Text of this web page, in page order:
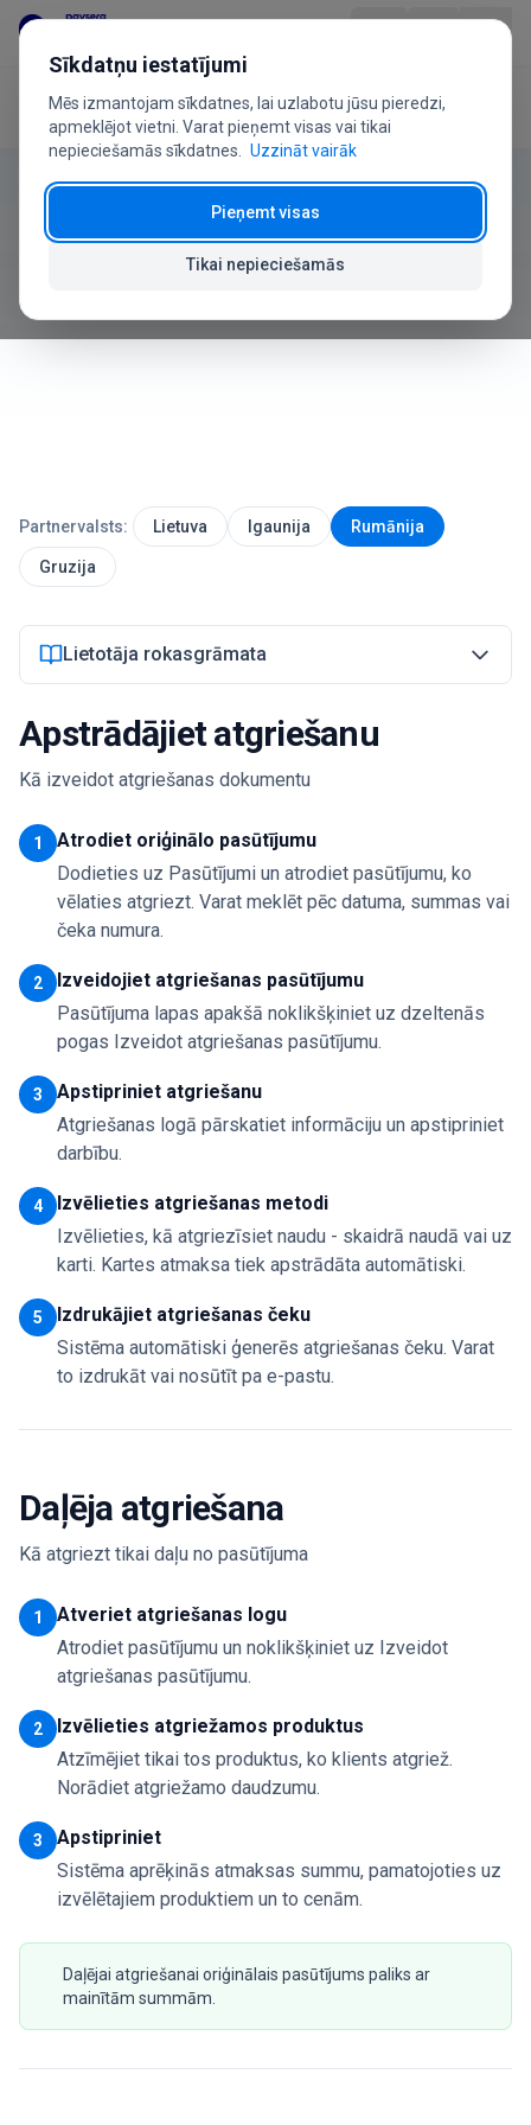
Pāriet uz saturu
Produkts
Nozarēm
Cenas
BUJ
+370 5 207 1558 Ir jautājumi?
Sākt
Sākums Lietotāja rokasgrāmata Atgriešana
Atgriešana
Partnervalsts: Lietuva Igaunija Rumānija
Gruzija
Lietotāja rokasgrāmata
Apstrādājiet atgriešanu
Kā izveidot atgriešanas dokumentu
1
Atrodiet oriģinālo pasūtījumu
Dodieties uz Pasūtījumi un atrodiet pasūtījumu, ko
vēlaties atgriezt. Varat meklēt pēc datuma, summas vai
čeka numura.
2
Izveidojiet atgriešanas pasūtījumu
Pasūtījuma lapas apakšā noklikšķiniet uz dzeltenās
pogas Izveidot atgriešanas pasūtījumu.
3
Apstipriniet atgriešanu
Atgriešanas logā pārskatiet informāciju un apstipriniet
darbību.
4
Izvēlieties atgriešanas metodi
Izvēlieties, kā atgriezīsiet naudu - skaidrā naudā vai uz
karti. Kartes atmaksa tiek apstrādāta automātiski.
5
Izdrukājiet atgriešanas čeku
Sistēma automātiski ģenerēs atgriešanas čeku. Varat
to izdrukāt vai nosūtīt pa e-pastu.
Daļēja atgriešana
Kā atgriezt tikai daļu no pasūtījuma
1
Atveriet atgriešanas logu
Atrodiet pasūtījumu un noklikšķiniet uz Izveidot
atgriešanas pasūtījumu.
2
Izvēlieties atgriežamos produktus
Atzīmējiet tikai tos produktus, ko klients atgriež.
Norādiet atgriežamo daudzumu.
3
Apstipriniet
Sistēma aprēķinās atmaksas summu, pamatojoties uz
izvēlētajiem produktiem un to cenām.
Daļējai atgriešanai oriģinālais pasūtījums paliks ar
mainītām summām.
Sīkdatņu iestatījumi
Mēs izmantojam sīkdatnes, lai uzlabotu jūsu pieredzi,
apmeklējot vietni. Varat pieņemt visas vai tikai
nepieciešamās sīkdatnes.
Uzzināt vairāk
Tikai nepieciešamās
Pieņemt visas